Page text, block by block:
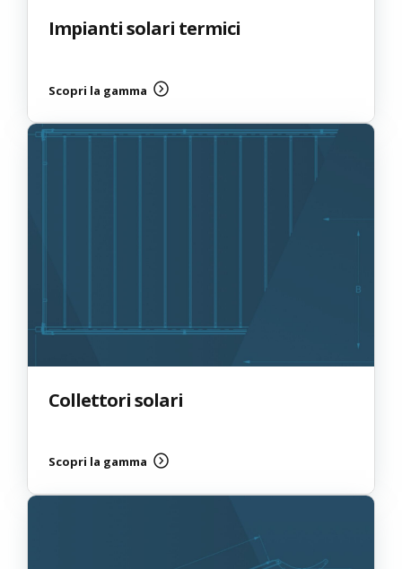
Impianti solari termici
Scopri la gamma
Collettori solari
Scopri la gamma